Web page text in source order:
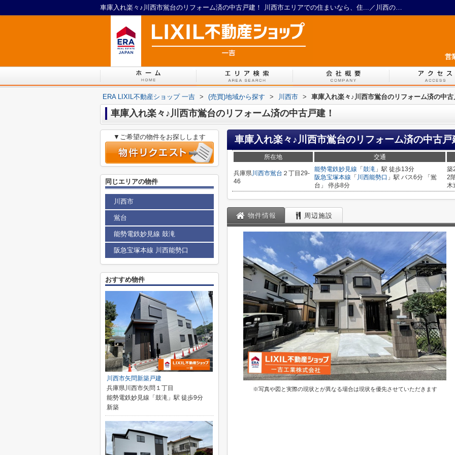
車庫入れ楽々♪川西市鴬台のリフォーム済の中古戸建！ 川西市エリアでの住まいなら、住...／川西の戸建てや土地など不動産のことならERA LIXIL不動産ショップ 一吉
営
ERA LIXIL不動産ショップ 一吉 > (売買)地域から探す > 川西市 > 車庫入れ楽々♪川西市鴬台のリフォーム済の中
車庫入れ楽々♪川西市鴬台のリフォーム済の中古戸建！
車庫入れ楽々♪川西市鴬台のリフォーム済の中古戸
所在地 交通
兵庫県川西市鴬台 ２丁目29-
46
能勢電鉄妙見線 「 鼓滝 」駅 徒歩13分
阪急宝塚本線 「 川西能勢口 」駅 バス6分 「鴬
台」 停歩8分
築
2
木
物件情報 周辺施設
※写真や図と実際の現状とが異なる場合は現状を優先させていただきます
▼ご希望の物件をお探しします
同じエリアの物件
川西市
鴬台
能勢電鉄妙見線 鼓滝
阪急宝塚本線 川西能勢口
おすすめ物件
川西市矢問新築戸建
兵庫県川西市矢問１丁目
能勢電鉄妙見線「鼓滝」駅 徒歩9分
新築